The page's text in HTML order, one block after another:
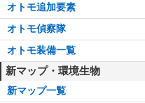
オトモ追加要素
オトモ偵察隊
オトモ装備一覧
新マップ・環境生物
新マップ一覧